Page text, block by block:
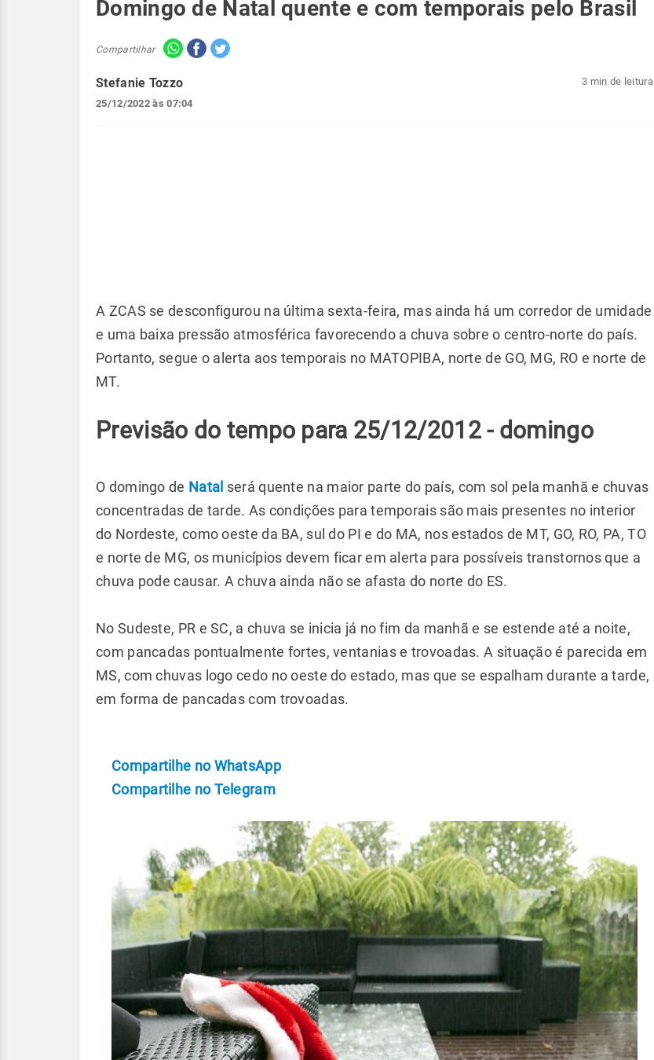
Domingo de Natal quente e com temporais pelo Brasil
Compartilhar
Stefanie Tozzo
25/12/2022 às 07:04
3 min de leitura
A ZCAS se desconfigurou na última sexta-feira, mas ainda há um corredor de umidade
e uma baixa pressão atmosférica favorecendo a chuva sobre o centro-norte do país.
Portanto, segue o alerta aos temporais no MATOPIBA, norte de GO, MG, RO e norte de
MT.
Previsão do tempo para 25/12/2012 - domingo
O domingo de Natal será quente na maior parte do país, com sol pela manhã e chuvas
concentradas de tarde. As condições para temporais são mais presentes no interior
do Nordeste, como oeste da BA, sul do PI e do MA, nos estados de MT, GO, RO, PA, TO
e norte de MG, os municípios devem ficar em alerta para possíveis transtornos que a
chuva pode causar. A chuva ainda não se afasta do norte do ES.
No Sudeste, PR e SC, a chuva se inicia já no fim da manhã e se estende até a noite,
com pancadas pontualmente fortes, ventanias e trovoadas. A situação é parecida em
MS, com chuvas logo cedo no oeste do estado, mas que se espalham durante a tarde,
em forma de pancadas com trovoadas.
Compartilhe no WhatsApp
Compartilhe no Telegram